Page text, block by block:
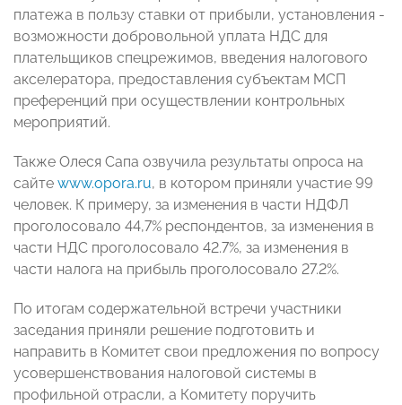
платежа в пользу ставки от прибыли, установления -
возможности добровольной уплата НДС для
плательщиков спецрежимов, введения налогового
акселератора, предоставления субъектам МСП
преференций при осуществлении контрольных
мероприятий.
Также Олеся Сапа озвучила результаты опроса на
сайте www.opora.ru, в котором приняли участие 99
человек. К примеру, за изменения в части НДФЛ
проголосовало 44,7% респондентов, за изменения в
части НДС проголосовало 42.7%, за изменения в
части налога на прибыль проголосовало 27.2%.
По итогам содержательной встречи участники
заседания приняли решение подготовить и
направить в Комитет свои предложения по вопросу
усовершенствования налоговой системы в
профильной отрасли, а Комитету поручить